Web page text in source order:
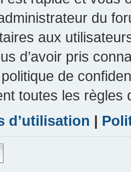
du
aux
d’avoir pris
de
toutes les règles
d’utilisation |